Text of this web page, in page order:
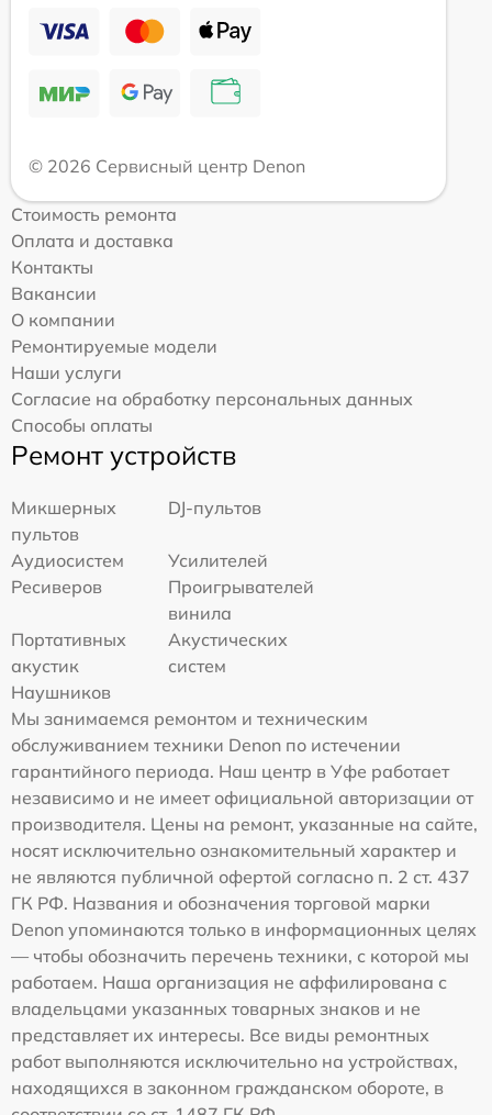
© 2026 Сервисный центр Denon
Стоимость ремонта
Оплата и доставка
Контакты
Вакансии
О компании
Ремонтируемые модели
Наши услуги
Согласие на обработку персональных данных
Способы оплаты
Ремонт устройств
Микшерных
пультов
DJ-пультов
Аудиосистем
Усилителей
Ресиверов
Проигрывателей
винила
Портативных
акустик
Акустических
систем
Наушников
Мы занимаемся ремонтом и техническим
обслуживанием техники Denon по истечении
гарантийного периода. Наш центр в Уфе работает
независимо и не имеет официальной авторизации от
производителя. Цены на ремонт, указанные на сайте,
носят исключительно ознакомительный характер и
не являются публичной офертой согласно п. 2 ст. 437
ГК РФ. Названия и обозначения торговой марки
Denon упоминаются только в информационных целях
— чтобы обозначить перечень техники, с которой мы
работаем. Наша организация не аффилирована с
владельцами указанных товарных знаков и не
представляет их интересы. Все виды ремонтных
работ выполняются исключительно на устройствах,
находящихся в законном гражданском обороте, в